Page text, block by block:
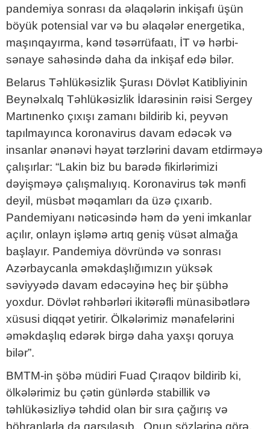
pandemiya sonrası da əlaqələrin inkişafı üşün
böyük potensial var və bu əlaqələr energetika,
maşınqayırma, kənd təsərrüfaatı, İT və hərbi-
sənaye sahəsində daha da inkişaf edə bilər.
Belarus Təhlükəsizlik Şurası Dövlət Katibliyinin
Beynəlxalq Təhlükəsizlik İdarəsinin rəisi Sergey
Martınenko çıxışı zamanı bildirib ki, peyvən
tapılmayınca koronavirus davam edəcək və
insanlar ənənəvi həyat tərzlərini davam etdirməyə
çalışırlar: “Lakin biz bu barədə fikirlərimizi
dəyişməyə çalışmalıyıq. Koronavirus tək mənfi
deyil, müsbət məqamları da üzə çıxarıb.
Pandemiyanı nəticəsində həm də yeni imkanlar
açılır, onlayn işləmə artıq geniş vüsət almağa
başlayır. Pandemiya dövründə və sonrası
Azərbaycanla əməkdaşlığımızın yüksək
səviyyədə davam edəcəyinə heç bir şübhə
yoxdur. Dövlət rəhbərləri ikitərəfli münasibətlərə
xüsusi diqqət yetirir. Ölkələrimiz mənafelərini
əməkdaşlıq edərək birgə daha yaxşı qoruya
bilər”.
BMTM-in şöbə müdiri Fuad Çıraqov bildirib ki,
ölkələrimiz bu çətin günlərdə stabillik və
təhlükəsizliyə təhdid olan bir sıra çağırış və
böhranlarla da qarşılaşıb. Onun sözlərinə görə,